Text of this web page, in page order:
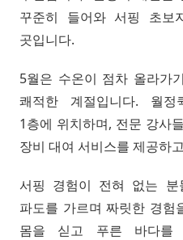
꾸준히 들어와 서핑 초보
곳입니다.
5월은 수온이 점차 올라가
쾌적한 계절입니다. 월정
1층에 위치하며, 전문 강사
장비 대여 서비스를 제공하
서핑 경험이 전혀 없는 분
파도를 가르며 짜릿한 경험
몸을 싣고 푸른 바다를